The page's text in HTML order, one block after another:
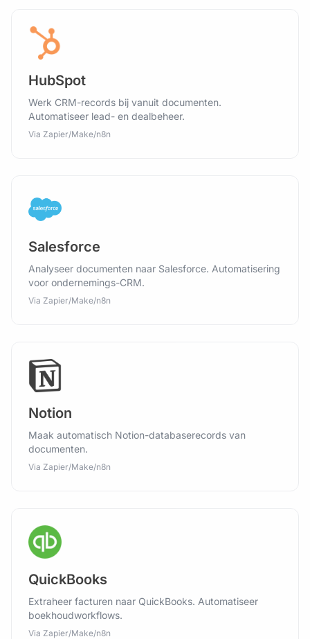
HubSpot
Werk CRM-records bij vanuit documenten.
Automatiseer lead- en dealbeheer.
Via Zapier/Make/n8n
Salesforce
Analyseer documenten naar Salesforce. Automatisering
voor ondernemings-CRM.
Via Zapier/Make/n8n
Notion
Maak automatisch Notion-databaserecords van
documenten.
Via Zapier/Make/n8n
QuickBooks
Extraheer facturen naar QuickBooks. Automatiseer
boekhoudworkflows.
Via Zapier/Make/n8n